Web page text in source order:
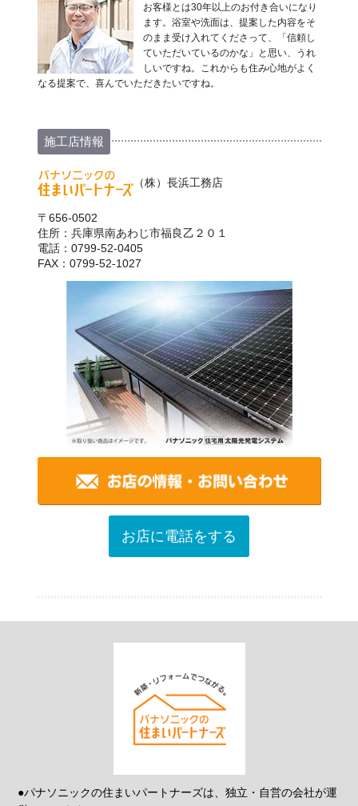
お客様とは30年以上のお付き合いになり
ます。浴室や洗面は、提案した内容をそ
のまま受け入れてくださって、「信頼し
ていただいているのかな」と思い、うれ
しいですね。これからも住み心地がよく
なる提案で、喜んでいただきたいですね。
施工店情報
（株）長浜工務店
〒656-0502
住所：兵庫県南あわじ市福良乙２０１
電話：0799-52-0405
FAX：0799-52-1027
お店に電話をする
●パナソニックの住まいパートナーズは、独立・自営の会社が運